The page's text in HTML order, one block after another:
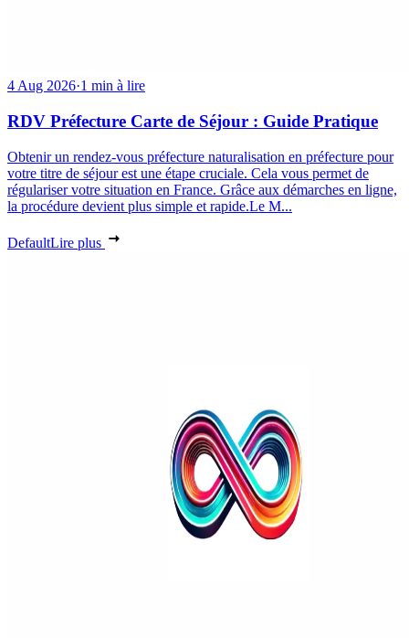
4 Aug 2026·1 min à lire
RDV Préfecture Carte de Séjour : Guide Pratique
Obtenir un rendez-vous préfecture naturalisation en préfecture pour
votre titre de séjour est une étape cruciale. Cela vous permet de
régulariser votre situation en France. Grâce aux démarches en ligne,
la procédure devient plus simple et rapide.Le M...
DefaultLire plus